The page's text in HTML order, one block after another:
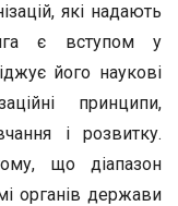
які надають
є вступом у
його наукові
принципи,
і розвитку.
що діапазон
органів держави